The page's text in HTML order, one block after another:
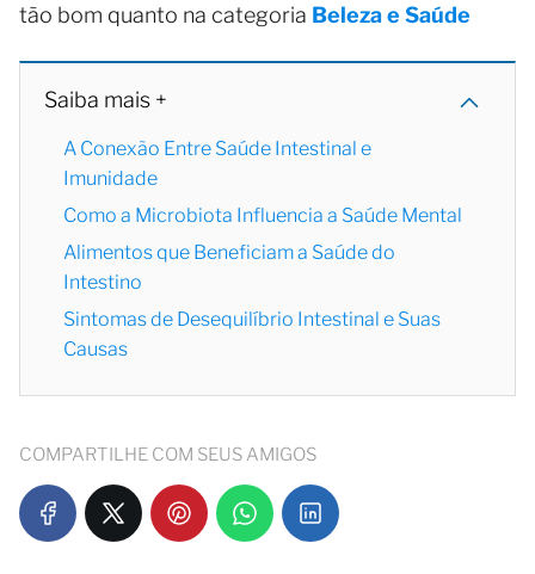
tão bom quanto na categoria Beleza e Saúde
Saiba mais +
A Conexão Entre Saúde Intestinal e
Imunidade
Como a Microbiota Influencia a Saúde Mental
Alimentos que Beneficiam a Saúde do
Intestino
Sintomas de Desequilíbrio Intestinal e Suas
Causas
COMPARTILHE COM SEUS AMIGOS